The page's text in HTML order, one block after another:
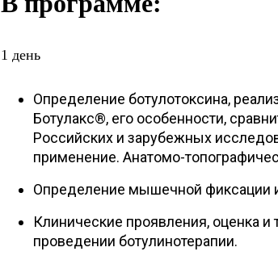
1 день
Определение ботулотоксина,
Ботулакс®, его особенности,
Российских и зарубежных
применение. Анатомо-
Определение мышечной фиксации и
Клинические проявления, оценка и
проведении ботулинотерапии.